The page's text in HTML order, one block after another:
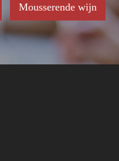
Mousserende wijn